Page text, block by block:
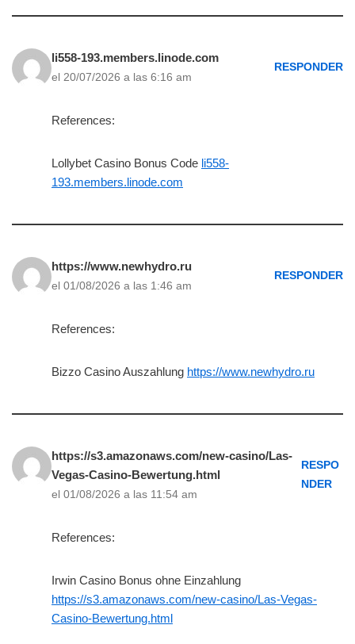
li558-193.members.linode.com
el 20/07/2026 a las 6:16 am
RESPONDER
References:
Lollybet Casino Bonus Code li558-
193.members.linode.com
https://www.newhydro.ru
el 01/08/2026 a las 1:46 am
RESPONDER
References:
Bizzo Casino Auszahlung https://www.newhydro.ru
https://s3.amazonaws.com/new-casino/Las-
Vegas-Casino-Bewertung.html
el 01/08/2026 a las 11:54 am
RESPO
NDER
References:
Irwin Casino Bonus ohne Einzahlung
https://s3.amazonaws.com/new-casino/Las-Vegas-
Casino-Bewertung.html